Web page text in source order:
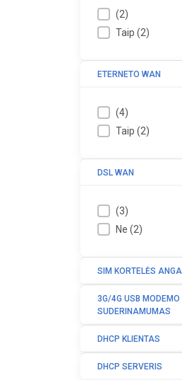
(2)
Taip(2)
ETERNETO WAN
(4)
Taip(2)
DSL WAN
(3)
Ne(2)
SIM KORTELĖS ANGA
3G/4G USB MODEMO
SUDERINAMUMAS
DHCP KLIENTAS
DHCP SERVERIS